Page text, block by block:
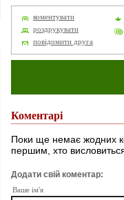
коментувати
роздрукувати
повідомити друга
Коментарі
Поки ще немає жодних
першим, хто
Додати свій коментар:
Ваше ім'я